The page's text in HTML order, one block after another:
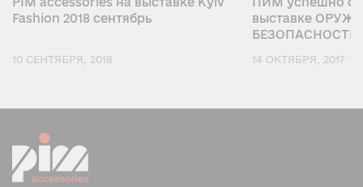
Fashion 2018 сентябрь
10 СЕНТЯБРЯ, 2018
выставке
БЕЗОПАСНОСТЬ
14 ОКТЯБРЯ, 2017